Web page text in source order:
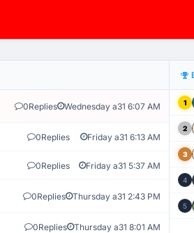
HỆ THỐNG GIÁM SÁT TỰ
0Replies Wednesday a31 6:07 AM
0Replies Friday a31 6:13 AM
0Replies Friday a31 5:37 AM
0Replies Thursday a31 2:43 PM
0Replies Thursday a31 8:01 AM
1
2
3
4
5